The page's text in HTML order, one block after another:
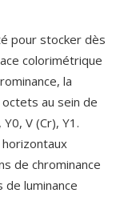
pour stocker dès
colorimétrique
la
au sein de
V (Cr), Y1.
de chrominance
luminance